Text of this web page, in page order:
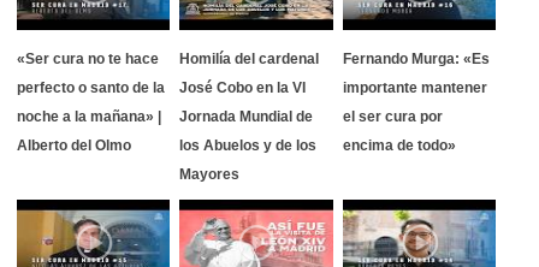
«Ser cura no te hace
perfecto o santo de la
noche a la mañana» |
Alberto del Olmo
Homilía del cardenal
José Cobo en la VI
Jornada Mundial de
los Abuelos y de los
Mayores
Fernando Murga: «Es
importante mantener
el ser cura por
encima de todo»